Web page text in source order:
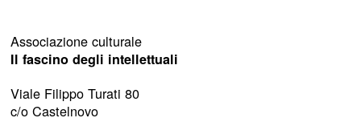
Associazione culturale
Il fascino degli intellettuali
Viale Filippo Turati 80
c/o Castelnovo